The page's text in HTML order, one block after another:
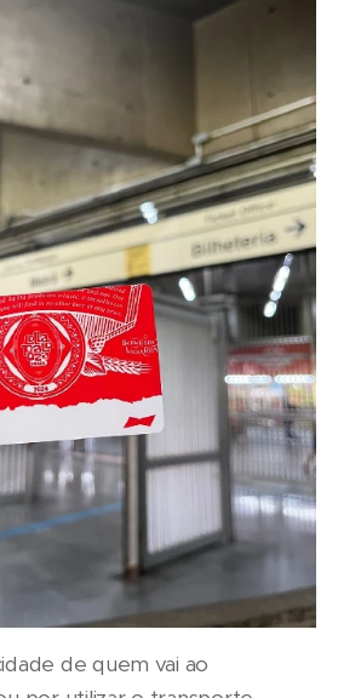
de quem vai ao